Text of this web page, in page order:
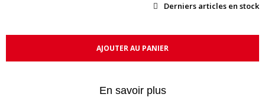
Derniers articles en stock
AJOUTER AU PANIER
En savoir plus